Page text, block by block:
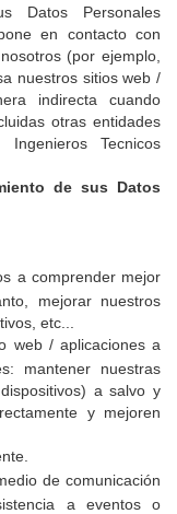
Datos Personales
en contacto con
(por ejemplo,
nuestros sitios web /
indirecta cuando
otras entidades
Tecnicos
de sus Datos
a comprender mejor
mejorar nuestros
etc...
web / aplicaciones a
mantener nuestras
a salvo y
y mejoren
de comunicación
a eventos o